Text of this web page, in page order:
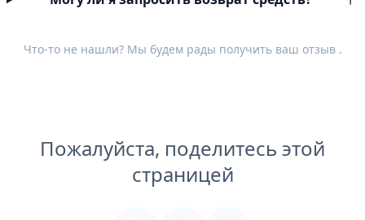
Что-то не нашли? Мы будем рады получить ваш отзыв.
Пожалуйста, поделитесь этой
страницей